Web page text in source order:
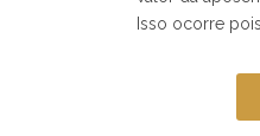
Isso ocorre